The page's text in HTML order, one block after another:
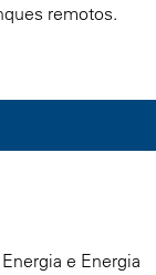
remotos.
e Energia